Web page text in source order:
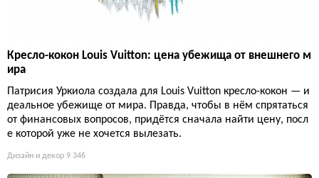
Кресло-кокон Louis Vuitton: цена убежища от внешнего м
ира
Патрисия Уркиола создала для Louis Vuitton кресло-кокон — и
деальное убежище от мира. Правда, чтобы в нём спрятаться
от финансовых вопросов, придётся сначала найти цену, посл
е которой уже не хочется вылезать.
Дизайн и декор 9 346